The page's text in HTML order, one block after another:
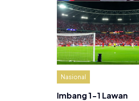
Nasional
Imbang 1-1 Lawan